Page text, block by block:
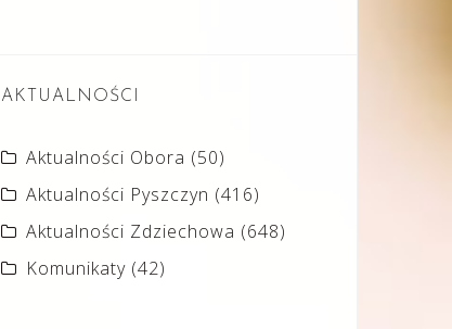
AKTUALNOŚCI
Aktualności Obora (50)
Aktualności Pyszczyn (416)
Aktualności Zdziechowa (648)
Komunikaty (42)